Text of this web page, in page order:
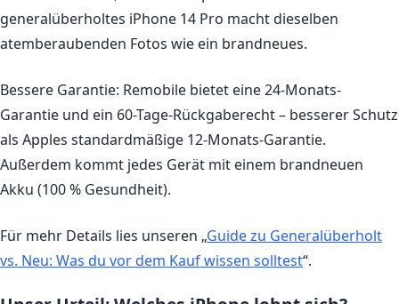
generalüberholtes iPhone 14 Pro macht dieselben
atemberaubenden Fotos wie ein brandneues.
Bessere Garantie: Remobile bietet eine 24-Monats-
Garantie und ein 60-Tage-Rückgaberecht – besserer Schutz
als Apples standardmäßige 12-Monats-Garantie.
Außerdem kommt jedes Gerät mit einem brandneuen
Akku (100 % Gesundheit).
Für mehr Details lies unseren „Guide zu Generalüberholt
vs. Neu: Was du vor dem Kauf wissen solltest“.